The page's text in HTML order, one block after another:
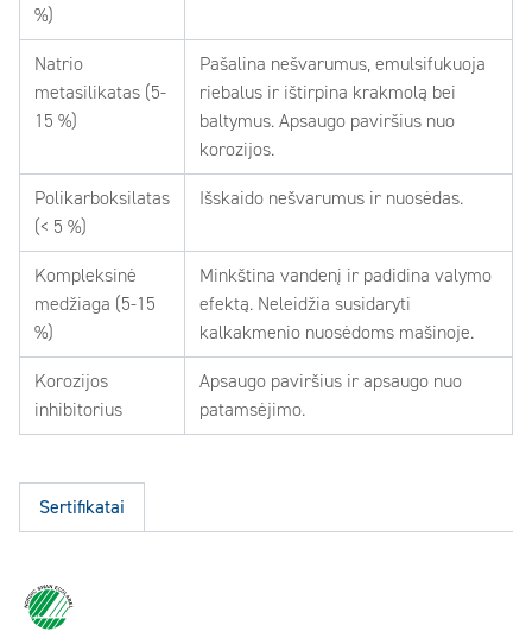
%)
Natrio
metasilikatas (5-
15 %)
Pašalina nešvarumus, emulsifukuoja
riebalus ir ištirpina krakmolą bei
baltymus. Apsaugo paviršius nuo
korozijos.
Polikarboksilatas
(< 5 %)
Išskaido nešvarumus ir nuosėdas.
Kompleksinė
medžiaga (5-15
%)
Minkština vandenį ir padidina valymo
efektą. Neleidžia susidaryti
kalkakmenio nuosėdoms mašinoje.
Korozijos
inhibitorius
Apsaugo paviršius ir apsaugo nuo
patamsėjimo.
Sertifikatai